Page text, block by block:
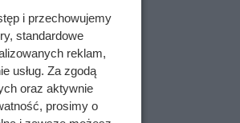
i przechowujemy
standardowe
reklam,
usług. Za zgodą
oraz aktywnie
prosimy o